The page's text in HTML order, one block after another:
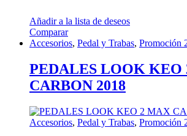
Añadir a la lista de deseos
Comparar
Accesorios, Pedal y Trabas, Promoción
PEDALES LOOK KEO
CARBON 2018
Accesorios, Pedal y Trabas, Promoción